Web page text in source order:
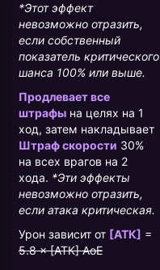
*Этот эффект
невозможно отразить,
если собственный
показатель критического
шанса 100% или выше.
Продлевает все
штрафы на целях на 1
ход, затем накладывает
Штраф скорости 30%
на всех врагов на 2
хода. *Эти эффекты
невозможно отразить,
если атака критическая.
Урон зависит от [АТК] =
5.8 × [АТК] AoE